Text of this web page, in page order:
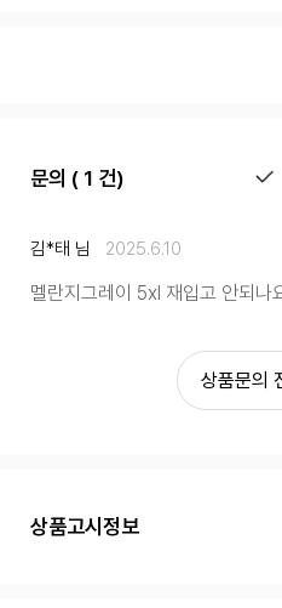
문의 ( 1 건)
김*태 님 2025.6.10
멜란지그레이 5xl 재입고 안되나
상품문의
상품고시정보